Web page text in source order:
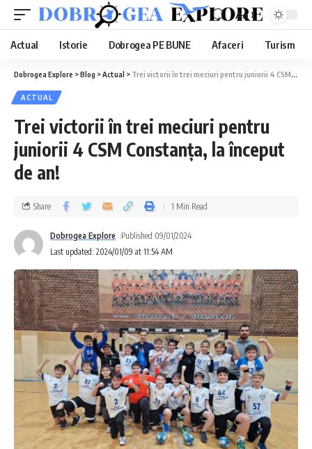
Aa
Actual Istorie Dobrogea PE BUNE Afaceri Turism
Dobrogea Explore >Blog >Actual > Trei victorii în trei meciuri pentru juniorii 4 CSM Constanța, la început de an!
ACTUAL
Trei victorii în trei meciuri pentru
juniorii 4 CSM Constanța, la început
de an!
Last updated: 2024/01/09 at 11:54 AM
Dobrogea Explore Published 09/01/2024
Share 1 Min Read